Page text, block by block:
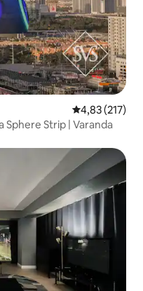
4,83 de uma
4,83 (217)
Sphere Strip | Varanda